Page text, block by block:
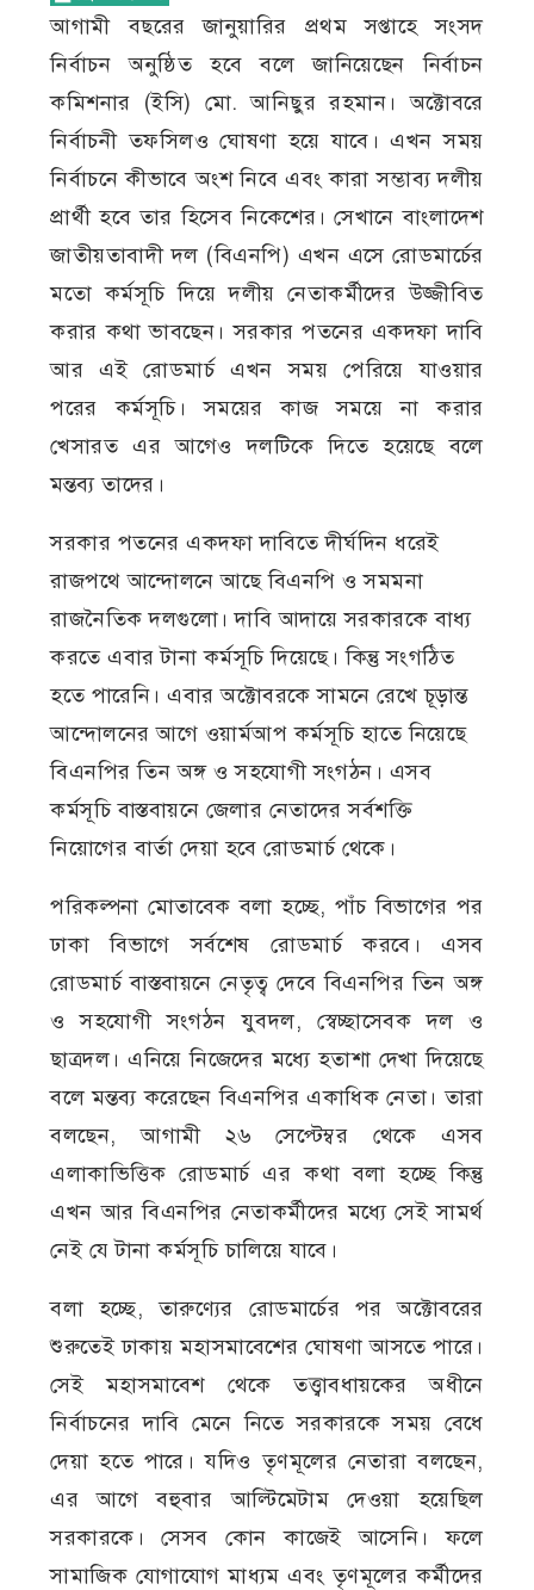
আগামী বছরের জানুয়ারির প্রথম সপ্তাহে সংসদ
নির্বাচন অনুষ্ঠিত হবে বলে জানিয়েছেন নির্বাচন
কমিশনার (ইসি) মো. আনিছুর রহমান। অক্টোবরে
নির্বাচনী তফসিলও ঘোষণা হয়ে যাবে। এখন সময়
নির্বাচনে কীভাবে অংশ নিবে এবং কারা সম্ভাব্য দলীয়
প্রার্থী হবে তার হিসেব নিকেশের। সেখানে বাংলাদেশ
জাতীয়তাবাদী দল (বিএনপি) এখন এসে রোডমার্চের
মতো কর্মসূচি দিয়ে দলীয় নেতাকর্মীদের উজ্জীবিত
করার কথা ভাবছেন। সরকার পতনের একদফা দাবি
আর এই রোডমার্চ এখন সময় পেরিয়ে যাওয়ার
পরের কর্মসূচি। সময়ের কাজ সময়ে না করার
খেসারত এর আগেও দলটিকে দিতে হয়েছে বলে
মন্তব্য তাদের।
সরকার পতনের একদফা দাবিতে দীর্ঘদিন ধরেই
রাজপথে আন্দোলনে আছে বিএনপি ও সমমনা
রাজনৈতিক দলগুলো। দাবি আদায়ে সরকারকে বাধ্য
করতে এবার টানা কর্মসূচি দিয়েছে। কিন্তু সংগঠিত
হতে পারেনি। এবার অক্টোবরকে সামনে রেখে চূড়ান্ত
আন্দোলনের আগে ওয়ার্মআপ কর্মসূচি হাতে নিয়েছে
বিএনপির তিন অঙ্গ ও সহযোগী সংগঠন। এসব
কর্মসূচি বাস্তবায়নে জেলার নেতাদের সর্বশক্তি
নিয়োগের বার্তা দেয়া হবে রোডমার্চ থেকে।
পরিকল্পনা মোতাবেক বলা হচ্ছে, পাঁচ বিভাগের পর
ঢাকা বিভাগে সর্বশেষ রোডমার্চ করবে। এসব
রোডমার্চ বাস্তবায়নে নেতৃত্ব দেবে বিএনপির তিন অঙ্গ
ও সহযোগী সংগঠন যুবদল, স্বেচ্ছাসেবক দল ও
ছাত্রদল। এনিয়ে নিজেদের মধ্যে হতাশা দেখা দিয়েছে
বলে মন্তব্য করেছেন বিএনপির একাধিক নেতা। তারা
বলছেন, আগামী ২৬ সেপ্টেম্বর থেকে এসব
এলাকাভিত্তিক রোডমার্চ এর কথা বলা হচ্ছে কিন্তু
এখন আর বিএনপির নেতাকর্মীদের মধ্যে সেই সামর্থ
নেই যে টানা কর্মসূচি চালিয়ে যাবে।
বলা হচ্ছে, তারুণ্যের রোডমার্চের পর অক্টোবরের
শুরুতেই ঢাকায় মহাসমাবেশের ঘোষণা আসতে পারে।
সেই মহাসমাবেশ থেকে তত্ত্বাবধায়কের অধীনে
নির্বাচনের দাবি মেনে নিতে সরকারকে সময় বেধে
দেয়া হতে পারে। যদিও তৃণমূলের নেতারা বলছেন,
এর আগে বহুবার আল্টিমেটাম দেওয়া হয়েছিল
সরকারকে। সেসব কোন কাজেই আসেনি। ফলে
সামাজিক যোগাযোগ মাধ্যম এবং তৃণমূলের কর্মীদের